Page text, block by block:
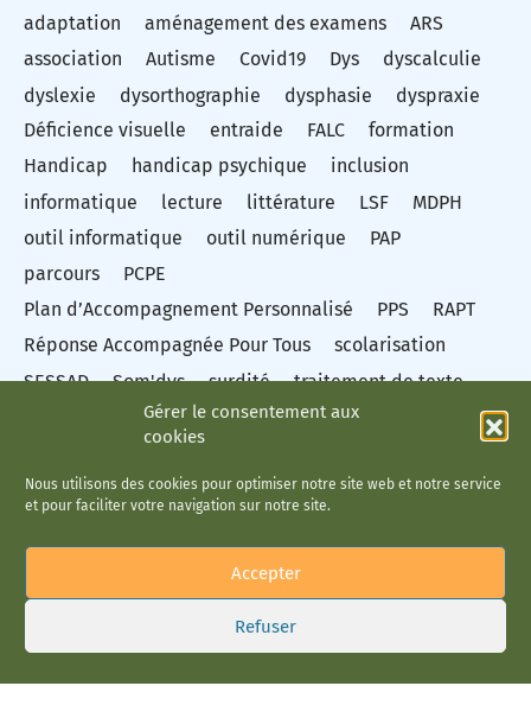
Gérer le consentement aux
cookies
Nous utilisons des cookies pour optimiser notre site web et notre service
et pour faciliter votre navigation sur notre site.
Accepter
Refuser
adaptation aménagement des examens
ARS
association
Autisme Covid19 Dys
dyscalculie
dyslexie
dysorthographie dysphasie
dyspraxie
Déficience visuelle
entraide FALC
formation
Handicap
handicap psychique
inclusion
informatique
lecture littérature LSF
MDPH
outil informatique
outil numérique
PAP
parcours
PCPE
Plan d’Accompagnement Personnalisé
PPS
RAPT
Réponse Accompagnée Pour Tous
scolarisation
SESSAD
Som'dys surdité
traitement de texte
Troubles de la conduite et du comportement
Troubles du spectre autistique
Troubles dys
TSA